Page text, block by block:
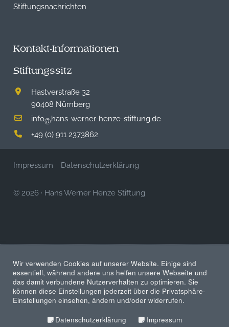
Stiftungsnachrichten
Kontakt-Informationen
Stiftungssitz
Hastverstraße 32
90408 Nürnberg
info@hans-werner-henze-stiftung.de
+49 (0) 911 2373862
Impressum Datenschutzerklärung
© 2026 · Hans Werner Henze Stiftung
Wir verwenden Cookies auf unserer Website. Einige sind
essentiell, während andere uns helfen unsere Webseite und
das damit verbundene Nutzerverhalten zu optimieren. Sie
können diese Einstellungen jederzeit über die Privatsphäre-
Einstellungen einsehen, ändern und/oder widerrufen.
Datenschutzerklärung Impressum